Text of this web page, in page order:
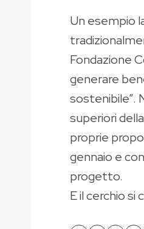
Un esempio
Fondazione
generare
sostenibile”.
superiori
proprie
gennaio e
progetto.
E il cerchio si